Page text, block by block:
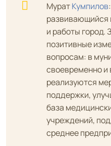
МуратКумпилов
развивающийся
и работы город.
позитивные
вопросам: в
своевременно и
реализуются
поддержки,
база
учреждений,
среднее